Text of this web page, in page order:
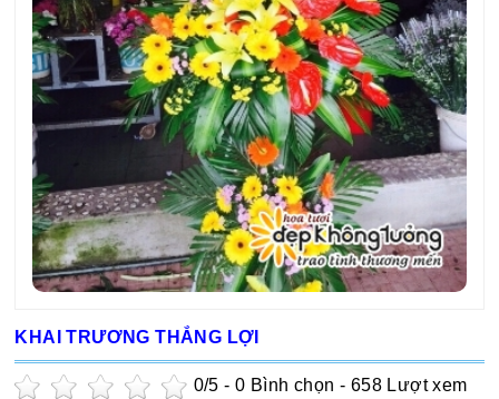
KHAI TRƯƠNG THẮNG LỢI
0/5 -0 Bình chọn - 658 Lượt xem